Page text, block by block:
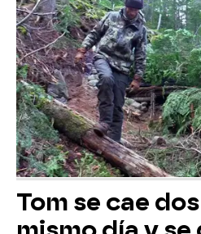
Tom se cae